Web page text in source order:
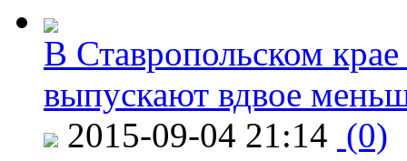
В Ставропольском
выпускают вдвое
2015-09-04 21:14 (0)